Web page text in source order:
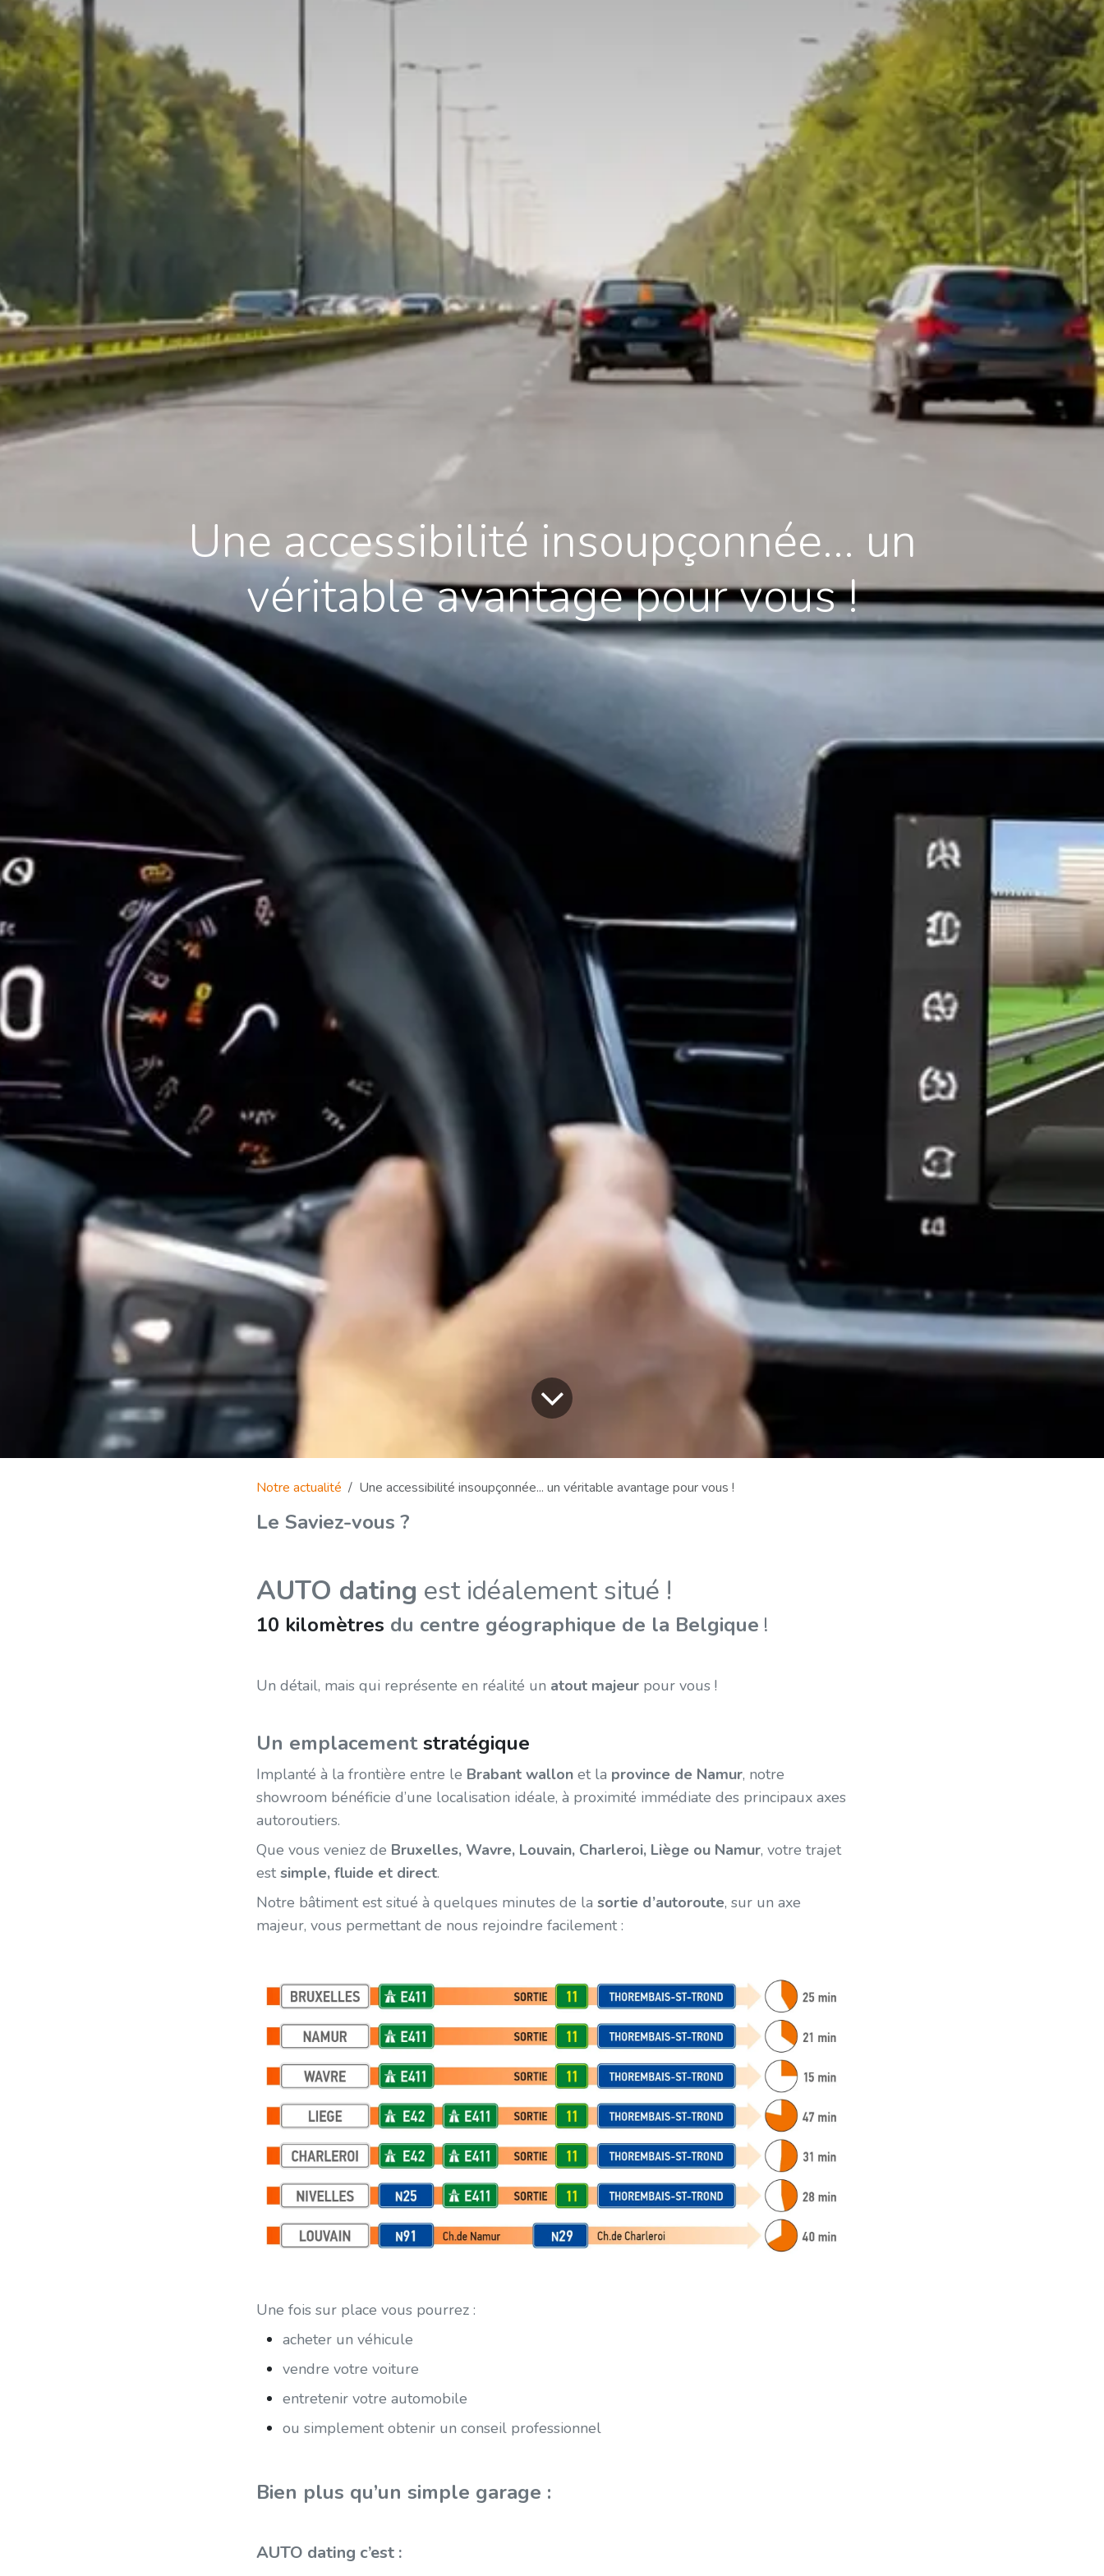
Une accessibilité insoupçonnée... un
véritable avantage pour vous !
Notre actualité Une accessibilité insoupçonnée... un véritable avantage pour vous !
Le Saviez-vous ?
AUTO dating est idéalement situé !
10 kilomètres du centre géographique de la Belgique !
Un détail, mais qui représente en réalité un atout majeur pour vous !
Un emplacementstratégique
Implanté à la frontière entre le Brabant wallon et la province de Namur, notre
showroom bénéficie d’une localisation idéale, à proximité immédiate des principaux axes
autoroutiers.
Que vous veniez de Bruxelles, Wavre, Louvain, Charleroi, Liège ou Namur, votre trajet
estsimple, fluide et direct.
Notre bâtiment est situé à quelques minutes de la sortie d’autoroute, sur un axe
majeur, vous permettant de nous rejoindre facilement :
Une fois sur place vous pourrez :
acheter un véhicule
vendre votre voiture
entretenir votre automobile
ou simplement obtenir un conseil professionnel
Bien plus qu’un simple garage :
AUTO dating c’est :